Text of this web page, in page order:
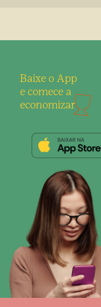
Baixe o App
e comece a
economizar